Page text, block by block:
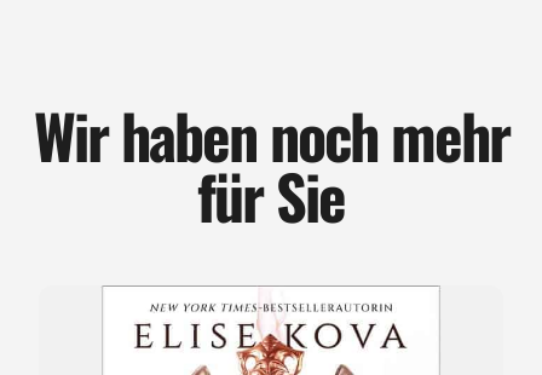
Wir haben noch mehr
für Sie